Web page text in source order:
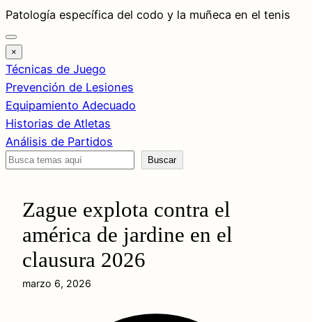
Saltar
al
contenido
Patología específica del codo y la muñeca en el tenis
×
Técnicas de Juego
Prevención de Lesiones
Equipamiento Adecuado
Historias de Atletas
Análisis de Partidos
Buscar
Buscar
Zague explota contra el
américa de jardine en el
clausura 2026
marzo 6, 2026